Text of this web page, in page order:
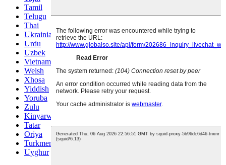
Tamil
Telugu
Thai
Ukrainian
Urdu
Uzbek
Vietnamese
Welsh
Xhosa
Yiddish
Yoruba
Zulu
Kinyarwanda
Tatar
Oriya
Turkmen
Uyghur